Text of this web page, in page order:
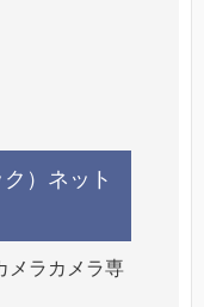
）ネット
メラカメラ専